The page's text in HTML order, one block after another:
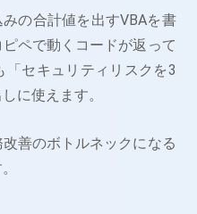
みの合計値を出すVBAを書
ペで動くコードが返って
「セキュリティリスクを3
に使えます。
善のボトルネックになる